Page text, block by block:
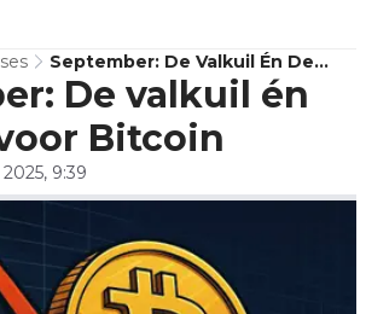
September: De Valkuil Én De
Kans Voor Bitcoin
De valkuil én
Bitcoin
9:39